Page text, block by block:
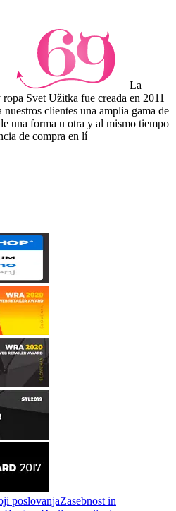
La
Svet Užitka fue creada en 2011
clientes una amplia gama de
una forma u otra y al mismo tiempo
de compra en lí
poslovanjaZasebnost in